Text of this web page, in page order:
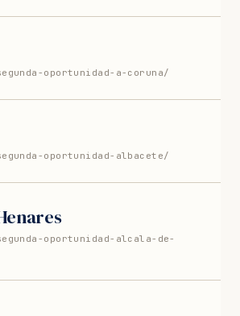
oportunidad-a-coruna/
oportunidad-albacete/
oportunidad-alcala-de-